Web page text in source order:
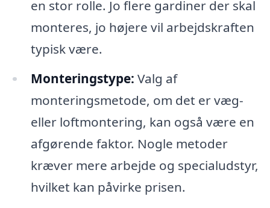
en stor rolle. Jo flere gardiner der skal
monteres, jo højere vil arbejdskraften
typisk være.
Monteringstype: Valg af
monteringsmetode, om det er væg-
eller loftmontering, kan også være en
afgørende faktor. Nogle metoder
kræver mere arbejde og specialudstyr,
hvilket kan påvirke prisen.